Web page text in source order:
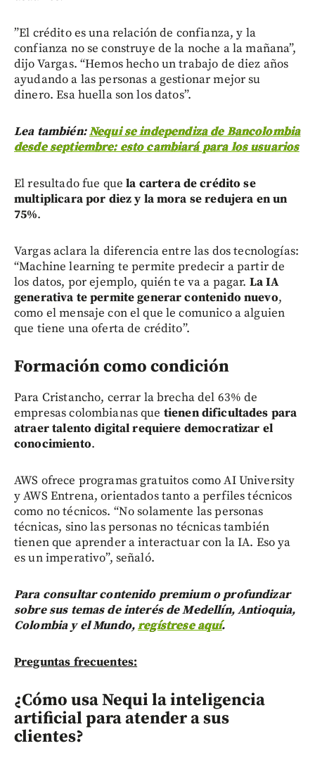
”El crédito es una relación de confianza, y la
confianza no se construye de la noche a la mañana”,
dijo Vargas. “Hemos hecho un trabajo de diez años
ayudando a las personas a gestionar mejor su
dinero. Esa huella son los datos”.
Lea también:Nequi se independiza de Bancolombia
desde septiembre: esto cambiará para los usuarios
El resultado fue quela cartera de crédito se
multiplicara por diez y la mora se redujera en un
75%.
Vargas aclara la diferencia entre las dos tecnologías:
“Machine learning te permite predecir a partir de
los datos, por ejemplo, quién te va a pagar. La IA
generativa te permite generar contenido nuevo,
como el mensaje con el que le comunico a alguien
que tiene una oferta de crédito”.
Formación como condición
Para Cristancho, cerrar la brecha del 63% de
empresas colombianas que tienen dificultades para
atraer talento digital requiere democratizar el
conocimiento.
AWS ofrece programas gratuitos como AI University
y AWS Entrena, orientados tanto a perfiles técnicos
como no técnicos. “No solamente las personas
técnicas, sino las personas no técnicas también
tienen que aprender a interactuar con la IA. Eso ya
es un imperativo”, señaló.
Para consultar contenido premium o profundizar
sobre sus temas de interés de Medellín, Antioquia,
Colombia y el Mundo,regístrese aquí.
Preguntas frecuentes:
¿Cómo usa Nequi la inteligencia
artificial para atender a sus
clientes?